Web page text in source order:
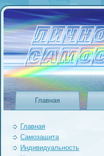
Главная
Главная
Самозащита
Индивидуальность